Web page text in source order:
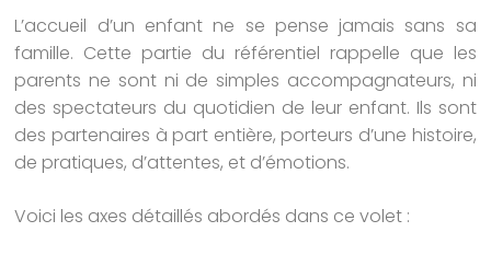
L’accueil d’un enfant ne se pense jamais sans sa
famille. Cette partie du référentiel rappelle que les
parents ne sont ni de simples accompagnateurs, ni
des spectateurs du quotidien de leur enfant. Ils sont
des partenaires à part entière, porteurs d’une histoire,
de pratiques, d’attentes, et d’émotions.
Voici les axes détaillés abordés dans ce volet :